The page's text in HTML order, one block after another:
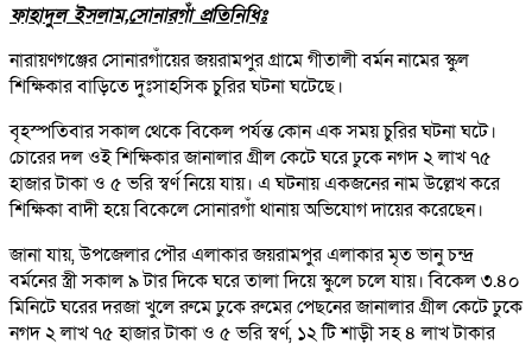
ফাহাদুল ইসলাম,সোনারগাঁ প্রতিনিধিঃ
নারায়ণগঞ্জের সোনারগাঁয়ের জয়রামপুর গ্রামে গীতালী বর্মন নামের স্কুল
শিক্ষিকার বাড়িতে দুঃসাহসিক চুরির ঘটনা ঘটেছে।
বৃহস্পতিবার সকাল থেকে বিকেল পর্যন্ত কোন এক সময় চুরির ঘটনা ঘটে।
চোরের দল ওই শিক্ষিকার জানালার গ্রীল কেটে ঘরে ঢুকে নগদ ২ লাখ ৭৫
হাজার টাকা ও ৫ ভরি স্বর্ণ নিয়ে যায়। এ ঘটনায় একজনের নাম উল্লেখ করে
শিক্ষিকা বাদী হয়ে বিকেলে সোনারগাঁ থানায় অভিযোগ দায়ের করেছেন।
জানা যায়, উপজেলার পৌর এলাকার জয়রামপুর এলাকার মৃত ভানু চন্দ্র
বর্মনের স্ত্রী সকাল ৯ টার দিকে ঘরে তালা দিয়ে স্কুলে চলে যায়। বিকেল ৩.৪০
মিনিটে ঘরের দরজা খুলে রুমে ঢুকে রুমের পেছনের জানালার গ্রীল কেটে ঢুকে
নগদ ২ লাখ ৭৫ হাজার টাকা ও ৫ ভরি স্বর্ণ, ১২ টি শাড়ী সহ ৪ লাখ টাকার